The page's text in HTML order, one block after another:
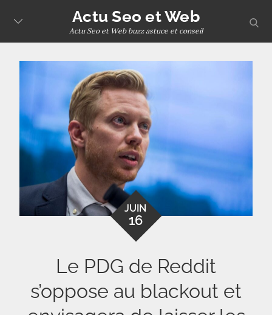
content
Actu Seo et Web
Actu Seo et Web buzz astuce et conseil
JUIN
16
Le PDG de Reddit
s’oppose au blackout et